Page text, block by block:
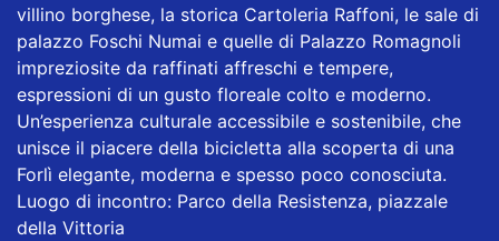
villino borghese, la storica Cartoleria Raffoni, le sale di
palazzo Foschi Numai e quelle di Palazzo Romagnoli
impreziosite da raffinati affreschi e tempere,
espressioni di un gusto floreale colto e moderno.
Un’esperienza culturale accessibile e sostenibile, che
unisce il piacere della bicicletta alla scoperta di una
Forlì elegante, moderna e spesso poco conosciuta.
Luogo di incontro: Parco della Resistenza, piazzale
della Vittoria